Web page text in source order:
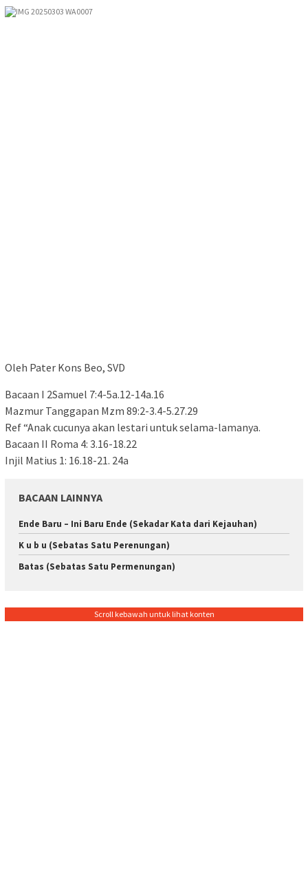
Oleh Pater Kons Beo, SVD
Bacaan I 2Samuel 7:4-5a.12-14a.16
Mazmur Tanggapan Mzm 89:2-3.4-5.27.29
Ref “Anak cucunya akan lestari untuk selama-lamanya.
Bacaan II Roma 4: 3.16-18.22
Injil Matius 1: 16.18-21. 24a
BACAAN LAINNYA
Ende Baru – Ini Baru Ende (Sekadar Kata dari Kejauhan)
K u b u (Sebatas Satu Perenungan)
Batas (Sebatas Satu Permenungan)
Scroll kebawah untuk lihat konten